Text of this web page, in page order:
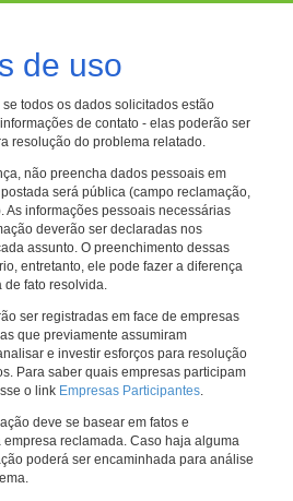
de uso
todos os dados solicitados estão
de contato - elas poderão ser
resolução do problema relatado.
não preencha dados pessoais em
será pública (campo reclamação,
As informações pessoais necessárias
deverão ser declaradas nos
assunto. O preenchimento dessas
entretanto, ele pode fazer a diferença
de fato resolvida.
ser registradas em face de empresas
que previamente assumiram
e investir esforços para resolução
Para saber quais empresas participam
o link Empresas Participantes.
deve se basear em fatos e
reclamada. Caso haja alguma
poderá ser encaminhada para análise